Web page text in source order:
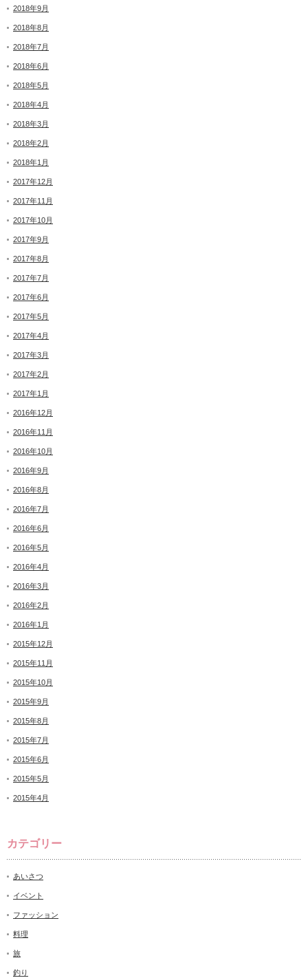
2018年9月
2018年8月
2018年7月
2018年6月
2018年5月
2018年4月
2018年3月
2018年2月
2018年1月
2017年12月
2017年11月
2017年10月
2017年9月
2017年8月
2017年7月
2017年6月
2017年5月
2017年4月
2017年3月
2017年2月
2017年1月
2016年12月
2016年11月
2016年10月
2016年9月
2016年8月
2016年7月
2016年6月
2016年5月
2016年4月
2016年3月
2016年2月
2016年1月
2015年12月
2015年11月
2015年10月
2015年9月
2015年8月
2015年7月
2015年6月
2015年5月
2015年4月
カテゴリー
あいさつ
イベント
ファッション
料理
旅
釣り